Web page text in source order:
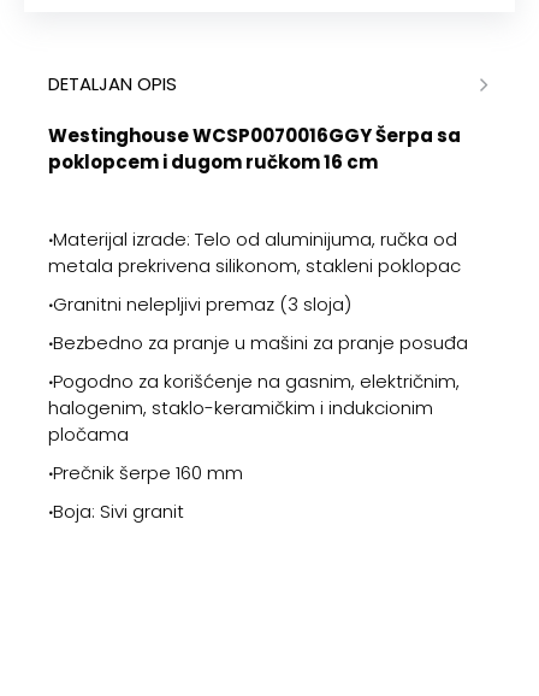
DETALJAN OPIS
Westinghouse WCSP0070016GGY Šerpa sa
poklopcem i dugom ručkom 16 cm
‧Materijal izrade: Telo od aluminijuma, ručka od
metala prekrivena silikonom, stakleni poklopac
‧Granitni nelepljivi premaz (3 sloja)
‧Bezbedno za pranje u mašini za pranje posuđa
‧Pogodno za korišćenje na gasnim, električnim,
halogenim, staklo-keramičkim i indukcionim
pločama
‧Prečnik šerpe 160 mm
‧Boja: Sivi granit